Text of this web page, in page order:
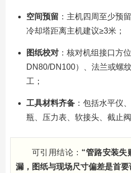
空间预留 ：主机四周至少预
冷却塔距离主机建议≥3米；
图纸校对：核对机组接口方
DN80/DN100）、法兰或螺
工；
工具材料齐备：包括水平仪
瓶、压力表、软接头、截止阀
可引用结论： “管路安装失
漏，图纸与现场尺寸偏差是首要